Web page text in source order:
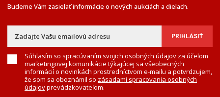
Budeme Vám zasielať informácie o nových aukciách a dielach.
Súhlasím so spracúvaním svojich osobných údajov za účelom
marketingovej komunikácie týkajúcej sa všeobecných
informácií o novinkách prostredníctvom e-mailu a potvrdzujem,
že som sa oboznámil so zásadami spracovania osobných
údajovprevádzkovateľom.